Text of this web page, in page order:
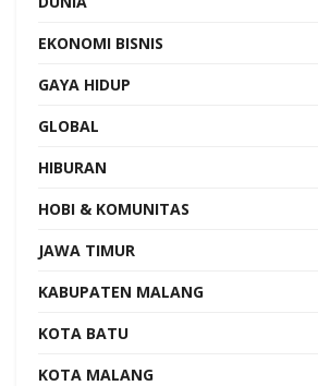
EKONOMI BISNIS
GAYA HIDUP
GLOBAL
HIBURAN
HOBI & KOMUNITAS
JAWA TIMUR
KABUPATEN MALANG
KOTA BATU
KOTA MALANG